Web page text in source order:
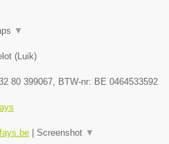
▼
(Luik)
80 399067 , BTW-nr: BE 0464533592
| Screenshot ▼